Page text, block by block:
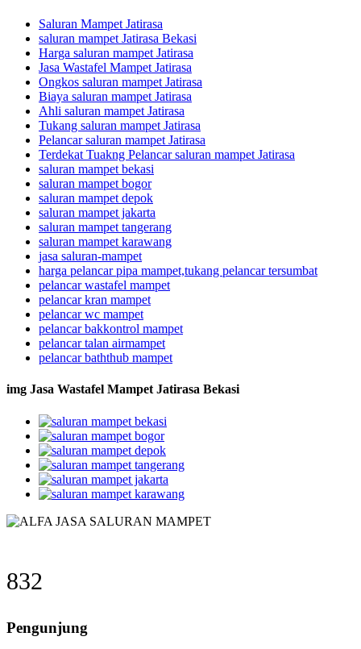
Saluran Mampet Jatirasa
saluran mampet Jatirasa Bekasi
Harga saluran mampet Jatirasa
Jasa Wastafel Mampet Jatirasa
Ongkos saluran mampet Jatirasa
Biaya saluran mampet Jatirasa
Ahli saluran mampet Jatirasa
Tukang saluran mampet Jatirasa
Pelancar saluran mampet Jatirasa
Terdekat Tuakng Pelancar saluran mampet Jatirasa
saluran mampet bekasi
saluran mampet bogor
saluran mampet depok
saluran mampet jakarta
saluran mampet tangerang
saluran mampet karawang
jasa saluran-mampet
harga pelancar pipa mampet,tukang pelancar tersumbat
pelancar wastafel mampet
pelancar kran mampet
pelancar wc mampet
pelancar bakkontrol mampet
pelancar talan airmampet
pelancar baththub mampet
img Jasa Wastafel Mampet Jatirasa Bekasi
832
Pengunjung